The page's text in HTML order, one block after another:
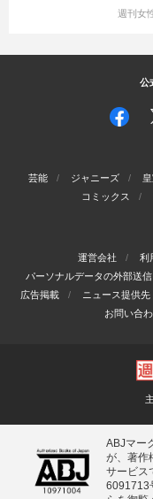
週刊女
公
芸能 ジャニーズ
コミックス
運営会社 利
パーソナルデータの外部送
広告掲載
ニュース提供先
お問い合
ABJマー
が、著作
サービス
6091713